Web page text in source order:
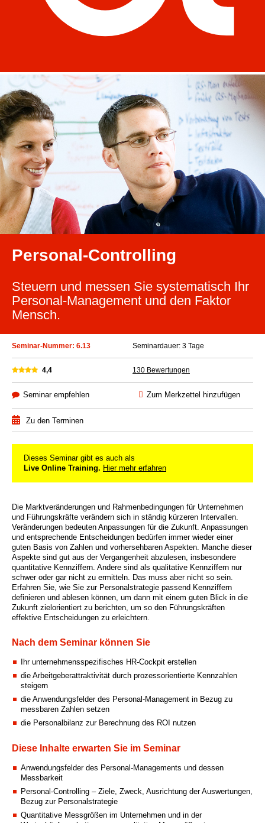
Personal-Controlling
Steuern und messen Sie systematisch Ihr
­Personal-Management und den Faktor
Mensch.
Seminar-Nummer: 6.13 Seminardauer: 3 Tage
4,4 130 Bewertungen
Seminar empfehlen Zum Merkzettel hinzufügen
Zu den Terminen
Dieses Seminar gibt es auch als
Live Online Training. Hier mehr erfahren
Die Marktveränderungen und Rahmenbedingungen für Unternehmen
und Führungskräfte verändern sich in ständig kürzeren Intervallen.
Veränderungen bedeuten Anpassungen für die Zukunft. Anpassungen
und entsprechende Entscheidungen bedürfen immer wieder einer
guten Basis von Zahlen und vorhersehbaren Aspekten. Manche dieser
Aspekte sind gut aus der Vergangenheit abzulesen, insbesondere
quantitative Kennziffern. Andere sind als qualitative Kennziffern nur
schwer oder gar nicht zu ermitteln. Das muss aber nicht so sein.
Erfahren Sie, wie Sie zur Personalstrategie passend Kennziffern
definieren und ablesen können, um dann mit einem guten Blick in die
Zukunft zielorientiert zu berichten, um so den Führungskräften
effektive Entscheidungen zu erleichtern.
Nach dem Seminar können Sie
Ihr unternehmensspezifisches HR-Cockpit erstellen
die Arbeitgeberattraktivität durch prozessorientierte Kennzahlen
steigern
die Anwendungsfelder des Personal-Management in Bezug zu
messbaren Zahlen setzen
die Personalbilanz zur Berechnung des ROI nutzen
Diese Inhalte erwarten Sie im Seminar
Anwendungsfelder des Personal-Managements und dessen
Messbarkeit
Personal-Controlling – Ziele, Zweck, Ausrichtung der Auswertungen,
Bezug zur Personalstrategie
Quantitative Messgrößen im Unternehmen und in der